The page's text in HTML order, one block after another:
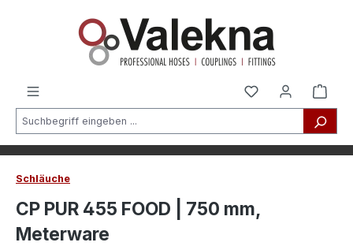
Schläuche
CP PUR 455 FOOD | 750 mm,
Meterware